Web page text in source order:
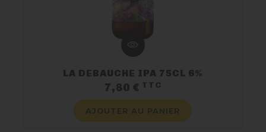
LA DEBAUCHE IPA 75CL 6%
7,80 € TTC
AJOUTER AU PANIER